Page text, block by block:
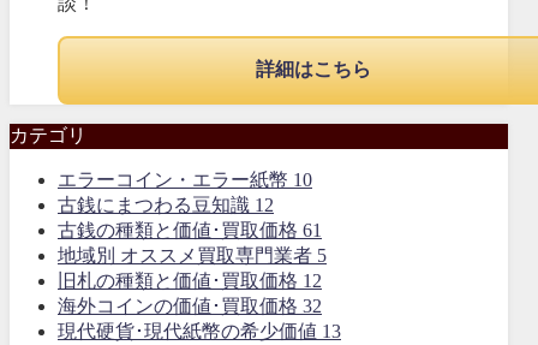
詳細はこちら
カテゴリ
エラーコイン・エラー紙幣 10
古銭にまつわる豆知識 12
古銭の種類と価値･買取価格 61
地域別 オススメ買取専門業者 5
旧札の種類と価値･買取価格 12
海外コインの価値･買取価格 32
現代硬貨･現代紙幣の希少価値 13